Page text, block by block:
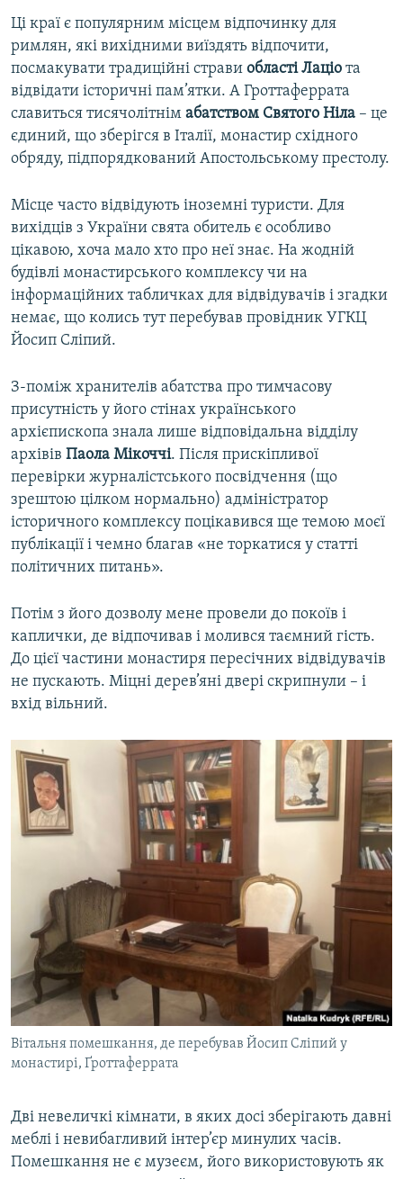
Ці краї є популярним місцем відпочинку для
римлян, які вихідними виїздять відпочити,
посмакувати традиційні страви області Лаціо та
відвідати історичні пам’ятки. А Гроттаферрата
славиться тисячолітнім абатством Святого Ніла – це
єдиний, що зберігся в Італії, монастир східного
обряду, підпорядкований Апостольському престолу.
Місце часто відвідують іноземні туристи. Для
вихідців з України свята обитель є особливо
цікавою, хоча мало хто про неї знає. На жодній
будівлі монастирського комплексу чи на
інформаційних табличках для відвідувачів і згадки
немає, що колись тут перебував провідник УГКЦ
Йосип Сліпий.
З-поміж хранителів абатства про тимчасову
присутність у його стінах українського
архієпископа знала лише відповідальна відділу
архівів Паола Мікоччі. Після прискіпливої
перевірки журналістського посвідчення (що
зрештою цілком нормально) адміністратор
історичного комплексу поцікавився ще темою моєї
публікації і чемно благав «не торкатися у статті
політичних питань».
Потім з його дозволу мене провели до покоїв і
каплички, де відпочивав і молився таємний гість.
До цієї частини монастиря пересічних відвідувачів
не пускають. Міцні дерев’яні двері скрипнули – і
вхід вільний.
Вітальня помешкання, де перебував Йосип Сліпий у
монастирі, Ґроттаферрата
Дві невеличкі кімнати, в яких досі зберігають давні
меблі і невибагливий інтер’єр минулих часів.
Помешкання не є музеєм, його використовують як